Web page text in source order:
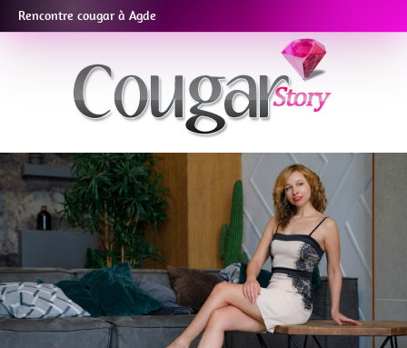
Rencontre cougar à Agde